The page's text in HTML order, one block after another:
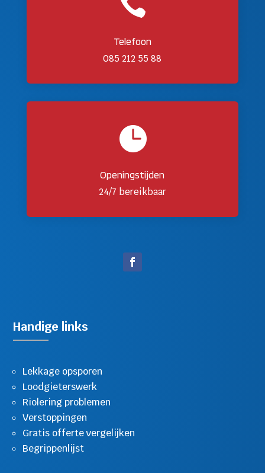
Telefoon
085 212 55 88

Openingstijden
24/7 bereikbaar
Handige links
Lekkage opsporen
Loodgieterswerk
Riolering problemen
Verstoppingen
Gratis offerte vergelijken
Begrippenlijst